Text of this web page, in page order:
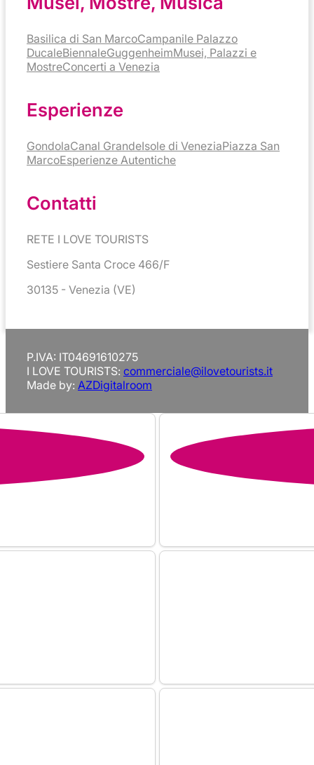
Basilica di San MarcoCampanile Palazzo
DucaleBiennaleGuggenheimMusei, Palazzi e
MostreConcerti a Venezia
Esperienze
GondolaCanal GrandeIsole di VeneziaPiazza San
MarcoEsperienze Autentiche
Contatti
RETE I LOVE TOURISTS
Sestiere Santa Croce 466/F
30135 - Venezia (VE)
P.IVA: IT04691610275
I LOVE TOURISTS: commerciale@ilovetourists.it
Made by: AZDigitalroom